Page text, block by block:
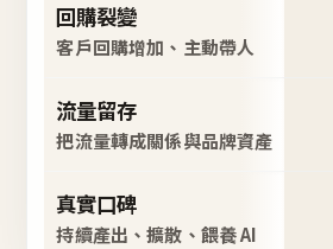
回購裂變
客戶回購增加、主動帶人
流量留存
把流量轉成關係與品牌資產
真實口碑
持續產出、擴散、餵養 AI